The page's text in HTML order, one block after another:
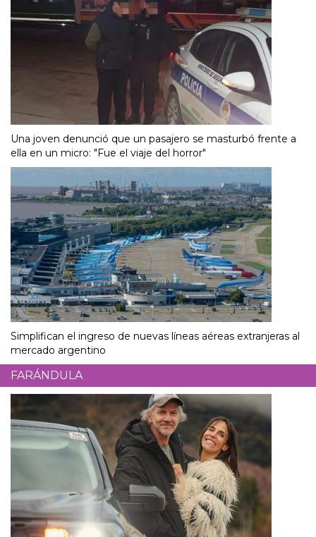
Una joven denunció que un pasajero se masturbó frente a
ella en un micro: "Fue el viaje del horror"
Simplifican el ingreso de nuevas líneas aéreas extranjeras al
mercado argentino
FARÁNDULA